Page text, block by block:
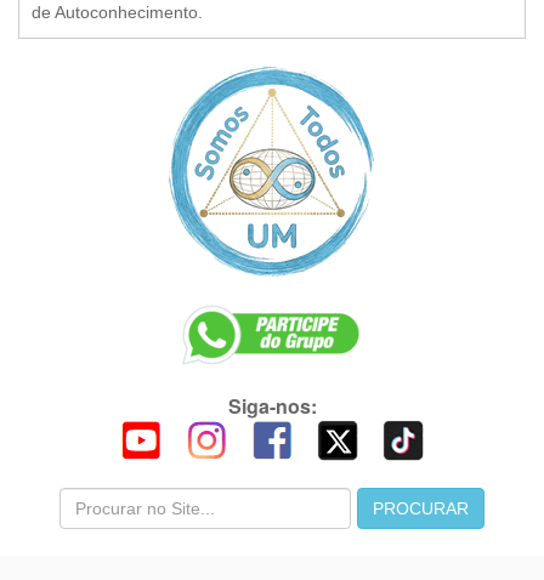
de Autoconhecimento.
Siga-nos: